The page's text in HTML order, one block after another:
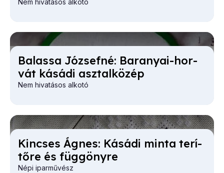
Nem hivatásos alkotó
Ba­las­sa Jó­zsef­né: Ba­ra­nyai-hor­
vát ká­sá­di asz­tal­kö­zép
Nem hivatásos alkotó
Kin­cses Ág­nes: Ká­sá­di min­ta te­rí­
tő­re és füg­göny­re
Népi iparművész